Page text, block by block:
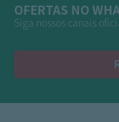
OFERTAS NO
Siga nossos canais